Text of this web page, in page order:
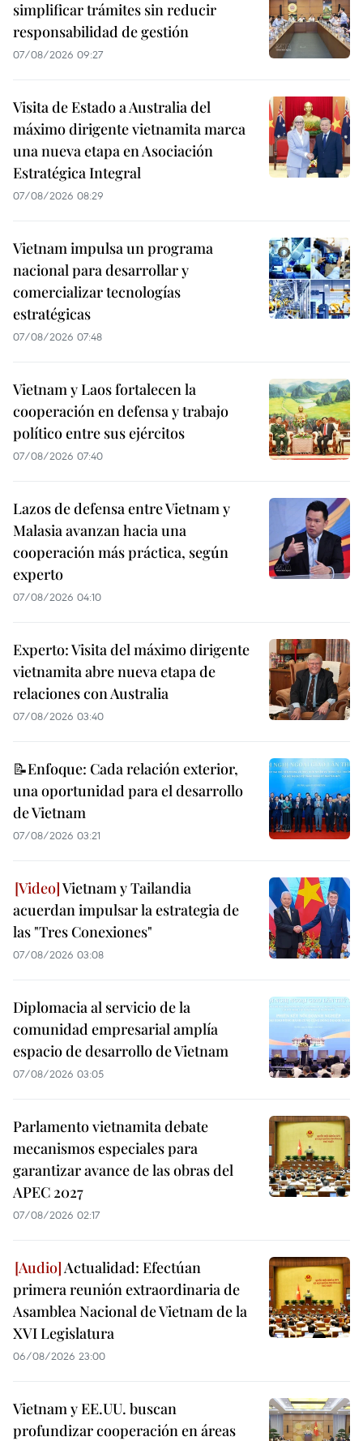
simplificar trámites sin reducir
responsabilidad de gestión
07/08/2026 09:27
Visita de Estado a Australia del
máximo dirigente vietnamita marca
una nueva etapa en Asociación
Estratégica Integral
07/08/2026 08:29
Vietnam impulsa un programa
nacional para desarrollar y
comercializar tecnologías
estratégicas
07/08/2026 07:48
Vietnam y Laos fortalecen la
cooperación en defensa y trabajo
político entre sus ejércitos
07/08/2026 07:40
Lazos de defensa entre Vietnam y
Malasia avanzan hacia una
cooperación más práctica, según
experto
07/08/2026 04:10
Experto: Visita del máximo dirigente
vietnamita abre nueva etapa de
relaciones con Australia
07/08/2026 03:40
📝Enfoque: Cada relación exterior,
una oportunidad para el desarrollo
de Vietnam
07/08/2026 03:21
Vietnam y Tailandia
acuerdan impulsar la estrategia de
las "Tres Conexiones"
07/08/2026 03:08
Diplomacia al servicio de la
comunidad empresarial amplía
espacio de desarrollo de Vietnam
07/08/2026 03:05
Parlamento vietnamita debate
mecanismos especiales para
garantizar avance de las obras del
APEC 2027
07/08/2026 02:17
Actualidad: Efectúan
primera reunión extraordinaria de
Asamblea Nacional de Vietnam de la
XVI Legislatura
06/08/2026 23:00
Vietnam y EE.UU. buscan
profundizar cooperación en áreas